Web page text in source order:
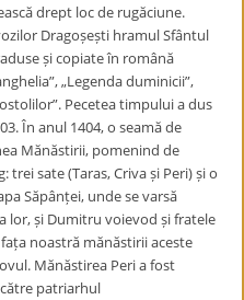
drept loc de rugăciune.
Dragoșești hramul Sfântul
și copiate în română
„Legenda duminicii”,
Pecetea timpului a dus
În anul 1404, o seamă de
Mănăstirii, pomenind de
trei sate (Taras, Criva și Peri) și o
Săpânței, unde se varsă
lor, și Dumitru voievod și fratele
noastră mănăstirii aceste
Mănăstirea Peri a fost
patriarhul